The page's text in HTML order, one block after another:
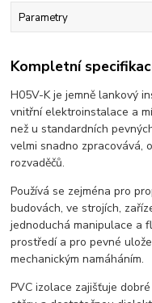
Parametry
Kompletní
H05V-K je jemně lankový
vnitřní elektroinstalace a
než u standardních
velmi snadno zpracovává,
rozvaděčů.
Používá se zejména pro
budovách, ve strojích,
jednoduchá manipulace a
prostředí a pro pevné
mechanickým namáháním.
PVC izolace zajišťuje